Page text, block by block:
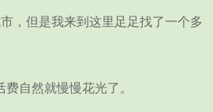
但是我来到这里足足找了一个多
自然就慢慢花光了。